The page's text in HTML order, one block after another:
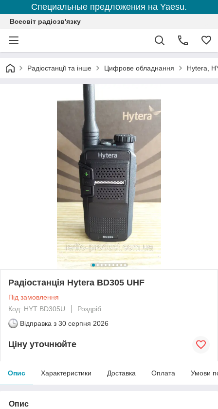
Специальные предложения на Yaesu.
Всесвіт радіозв'язку
Радіостанції та інше Цифрове обладнання Hytera,
Радіостанція Hytera BD305 UHF
Під замовлення
Код: HYT BD305U
Роздріб
Відправка з 30 серпня 2026
Ціну уточнюйте
Опис Характеристики Доставка Оплата Умови
Опис